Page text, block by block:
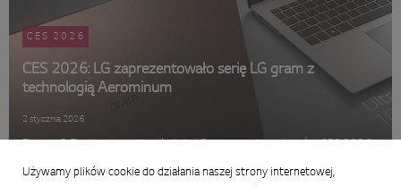
CES 2026
CES 2026: LG zaprezentowało serię LG gram z
technologią Aerominum
2 stycznia 2026
Firma LG Electronics pokazała linię LG gram podczas targów CES 2026,
laptopów. Nowe urządzenia wykorzystują ultralekki materiał Aerominum,
Używamy plików cookie do działania naszej strony internetowej,